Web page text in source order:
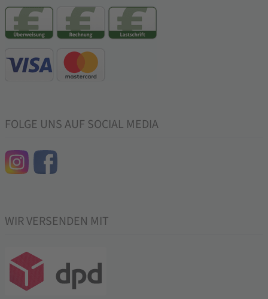
FOLGE UNS AUF SOCIAL MEDIA
WIR VERSENDEN MIT